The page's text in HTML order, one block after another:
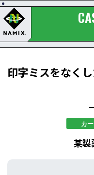
印字ミスをなく
カ
某製